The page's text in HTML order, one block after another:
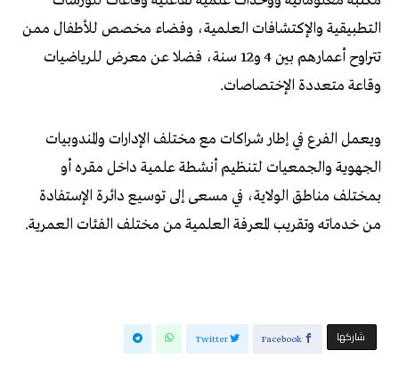
التطبيقية والإكتشافات العلمية، وفضاء مخصص للأطفال ممن
تتراوح أعمارهم بين 4 و12 سنة، فضلا عن معرض للرياضيات
وقاعة متعددة الإختصاصات.
ويعمل الفرع في إطار شراكات مع مختلف الإدارات والمندوبيات
الجهوية والجمعيات لتنظيم أنشطة علمية داخل مقره أو
بمختلف مناطق الولاية، في مسعى إلى توسيع دائرة الإستفادة
من خدماته وتقريب المعرفة العلمية من مختلف الفئات العمرية.
‫‫ شاركها‬ Facebook
Twitter